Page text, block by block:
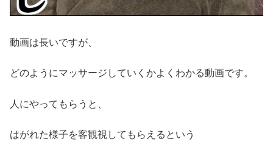
動画は長いですが、
どのようにマッサージしていくかよくわかる動画です。
人にやってもらうと、
はがれた様子を客観視してもらえるという